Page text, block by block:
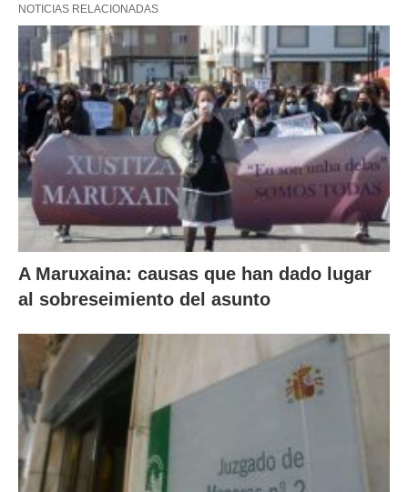
NOTICIAS RELACIONADAS
A Maruxaina: causas que han dado lugar
al sobreseimiento del asunto